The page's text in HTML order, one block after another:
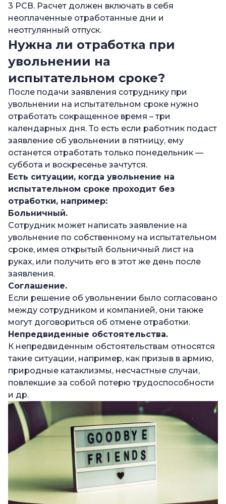
3 РСВ. Расчет должен включать в себя
неоплаченные отработанные дни и
неотгулянный отпуск.
Нужна ли отработка при
увольнении на
испытательном сроке?
После подачи заявления сотруднику при
увольнении на испытательном сроке нужно
отработать сокращенное время – три
календарных дня. То есть если работник подаст
заявление об увольнении в пятницу, ему
останется отработать только понедельник —
суббота и воскресенье зачтутся.
Есть ситуации, когда увольнение на
испытательном сроке проходит без
отработки, например:
Больничный.
Сотрудник может написать заявление на
увольнение по собственному на испытательном
сроке, имея открытый больничный лист на
руках, или получить его в этот же день после
заявления.
Соглашение.
Если решение об увольнении было согласовано
между сотрудником и компанией, они также
могут договориться об отмене отработки.
Непредвиденные обстоятельства.
К непредвиденным обстоятельствам относятся
такие ситуации, например, как призыв в армию,
природные катаклизмы, несчастные случаи,
повлекшие за собой потерю трудоспособности
и др.